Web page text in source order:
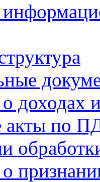
доходах
по